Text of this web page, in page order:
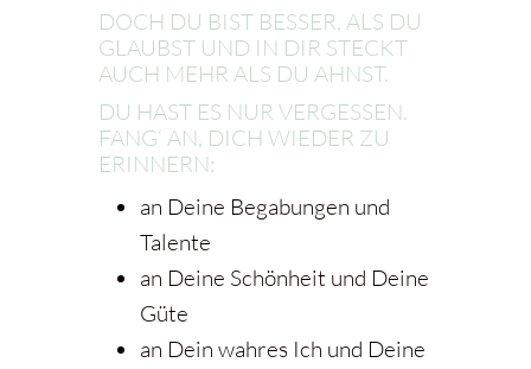
DOCH DU BIST BESSER, ALS DU
GLAUBST UND IN DIR STECKT
AUCH MEHR ALS DU AHNST.
DU HAST ES NUR VERGESSEN.
FANG‘ AN, DICH WIEDER ZU
ERINNERN:
an Deine Begabungen und
Talente
an Deine Schönheit und Deine
Güte
an Dein wahres Ich und Deine